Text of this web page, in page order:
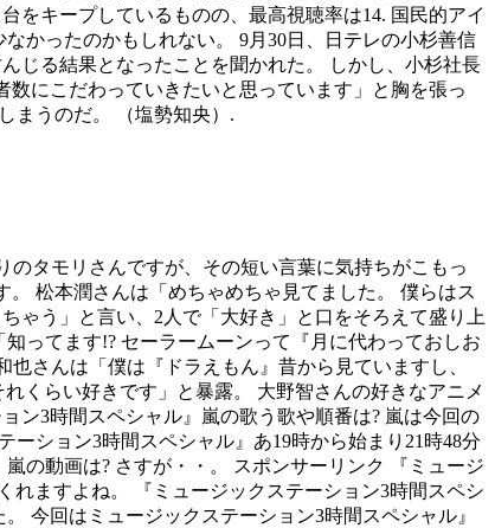
をキープしているものの、最高視聴率は14. 国民的アイ
かったのかもしれない。 9月30日、日テレの小杉善信
じる結果となったことを聞かれた。 しかし、小杉社長
にこだわっていきたいと思っています」と胸を張っ
まうのだ。 （塩勢知央）.
タモリさんですが、その短い言葉に気持ちがこもっ
松本潤さんは「めちゃめちゃ見てました。 僕らはス
ゃう」と言い、2人で「大好き」と口をそろえて盛り上
ってます!? セーラームーンって『月に代わっておしお
さんは「僕は『ドラえもん』昔から見ていますし、
くらい好きです」と暴露。 大野智さんの好きなアニメ
ン3時間スペシャル』嵐の歌う歌や順番は? 嵐は今回の
ション3時間スペシャル』あ19時から始まり21時48分
の動画は? さすが・・。 スポンサーリンク 『ミュージ
れますよね。 『ミュージックステーション3時間スペシ
今回はミュージックステーション3時間スペシャル』